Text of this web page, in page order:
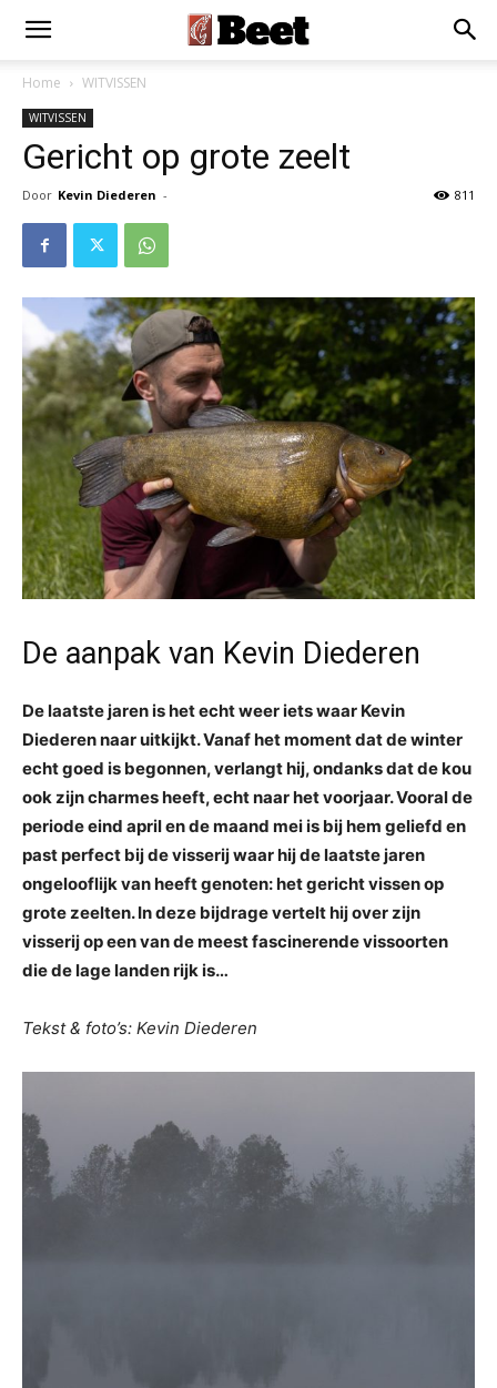
Home WITVISSEN
WITVISSEN
Gericht op grote zeelt
Door Kevin Diederen - 811
De aanpak van Kevin Diederen
De laatste jaren is het echt weer iets waar Kevin
Diederen naar uitkijkt. Vanaf het moment dat de winter
echt goed is begonnen, verlangt hij, ondanks dat de kou
ook zijn charmes heeft, echt naar het voorjaar. Vooral de
periode eind april en de maand mei is bij hem geliefd en
past perfect bij de visserij waar hij de laatste jaren
ongelooflijk van heeft genoten: het gericht vissen op
grote zeelten. In deze bijdrage vertelt hij over zijn
visserij op een van de meest fascinerende vissoorten
die de lage landen rijk is…
Tekst & foto’s: Kevin Diederen